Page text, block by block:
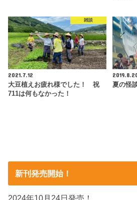
雑談
2021.7.12
大豆植えお疲れ様でした！ 祝
711は何もなかった！
夏の怪
新刊発売開始！
2024年10月24日発売！